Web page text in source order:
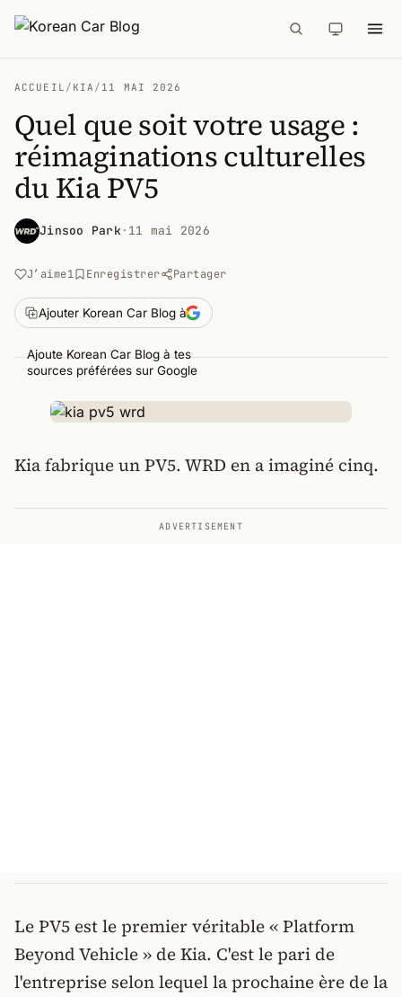
ACCUEIL / KIA / 11 MAI 2026
Quel que soit votre usage :
réimaginations culturelles
du Kia PV5
Jinsoo Park · 11 mai 2026
J’aime1 Enregistrer Partager
Ajouter Korean Car Blog à
Ajoute Korean Car Blog à tes
sources préférées sur Google
Kia fabrique un PV5. WRD en a imaginé cinq.
ADVERTISEMENT
Le PV5 est le premier véritable « Platform
Beyond Vehicle » de Kia. C'est le pari de
l'entreprise selon lequel la prochaine ère de la